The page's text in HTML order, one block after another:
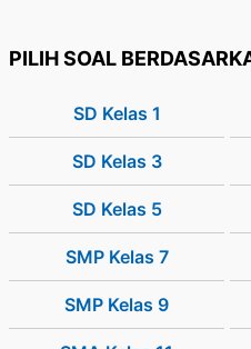
PILIH SOAL
SD Kelas 1
SD Kelas 3
SD Kelas 5
SMP Kelas 7
SMP Kelas 9